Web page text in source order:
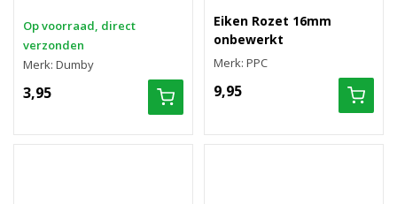
Op voorraad, direct
verzonden
Merk: Dumby
3,95
Eiken Rozet 16mm
onbewerkt
Merk: PPC
9,95